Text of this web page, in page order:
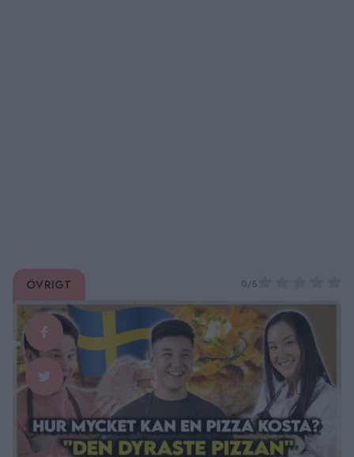
Övrigt 0/5